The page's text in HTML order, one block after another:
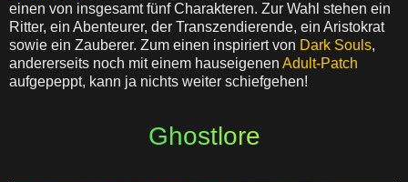
einen von insgesamt fünf Charakteren. Zur Wahl stehen ein
Ritter, ein Abenteurer, der Transzendierende, ein Aristokrat
sowie ein Zauberer. Zum einen inspiriert von Dark Souls,
andererseits noch mit einem hauseigenen Adult-Patch
aufgepeppt, kann ja nichts weiter schiefgehen!
Ghostlore